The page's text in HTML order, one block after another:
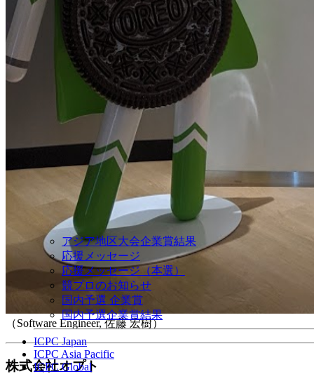
アジア地区大会企業賞結果
応援メッセージ
応援メッセージ（本選）
競プロのお知らせ
国内予選 企業賞
国内予選企業賞結果
ICPC Japan
ICPC Asia Pacific
ICPC Global
（Software Engineer, 佐藤 宏樹）
株式会社オプト